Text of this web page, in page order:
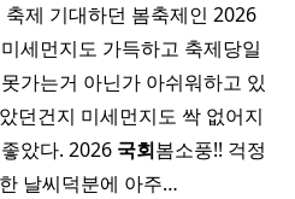
제 기대하던 봄축제인 2026
세먼지도 가득하고 축제당일
가는거 아닌가 아쉬워하고 있
던건지 미세먼지도 싹 없어지
았다. 2026 국회봄소풍!! 걱정
날씨덕분에 아주…